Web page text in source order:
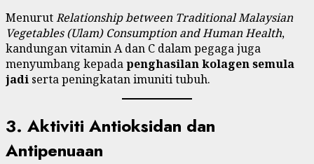
MenurutRelationship between Traditional Malaysian
Vegetables (Ulam) Consumption and Human Health,
kandungan vitamin A dan C dalam pegaga juga
menyumbang kepadapenghasilan kolagen semula
jadi serta peningkatan imuniti tubuh.
3. Aktiviti Antioksidan dan
Antipenuaan